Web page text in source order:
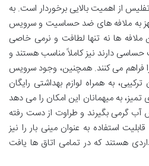
از اهمیت بالایی برخوردار است. به
به ملافه های ضد حساسیت و سرویس
ملافه ها نه تنها لطافت و نرمی خاصی
حساسی دارند نیز کاملاً مناسب هستند و
فراهم می کنند. همچنین، وجود سرویس
به همراه لوازم بهداشتی رایگان
به میهمانان این امکان را می دهد
گرمی بگیرند و طراوت از دست رفته
استفاده به عنوان مینی بار را نیز
هستند که در تمامی اتاق ها یافت